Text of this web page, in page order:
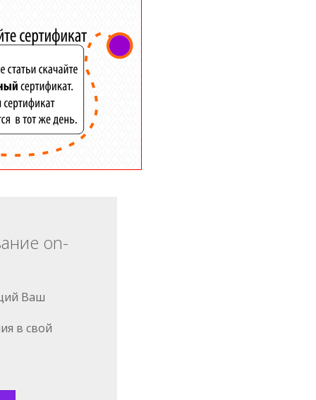
on-
Ваш
в свой